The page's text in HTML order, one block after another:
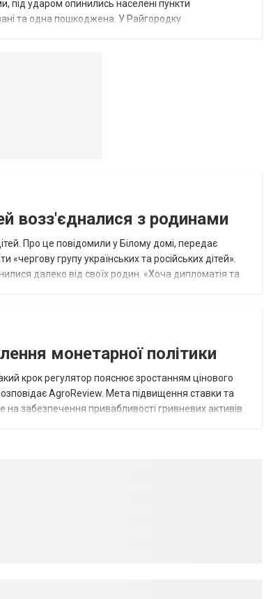
під ударом опинились населені пункти
та одна пошкоджена. У Райгородку
возз'єдналися з родинами
Про це повідомили у Білому домі, передає
групу українських та російських дітей».
далеко від своїх родин. «Хоча дипломатія та
монетарної політики
крок регулятор пояснює зростанням цінового
AgroReview. Мета підвищення ставки та
забезпечення привабливості гривневих активів